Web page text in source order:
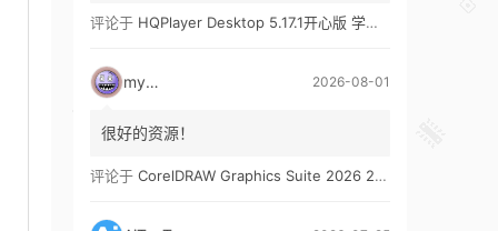
评论于 HQPlayer Desktop 5.17.1开心版 学习版&HQPlayer Embedded 5.17.2开心版 学习版
mypw 2026-08-01
很好的资源！
评论于 CorelDRAW Graphics Suite 2026 27.1 多语言 开心版 学习版 by KpoJIuK